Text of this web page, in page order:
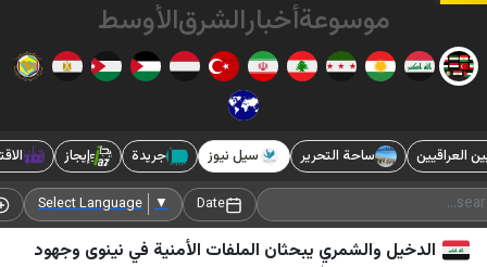
اساس ميديا
VTV Lebanon
کیان ملی 1
خبر فوری newscenter
مشرق نیوز
أخبارالشرقالأوسط
ساحة التحرير سيل نيوز جريدة إيجاز الاقتصاد نيوز
Select Language
Add Source
يبحثان الملفات الأمنية في نينوى وجهود